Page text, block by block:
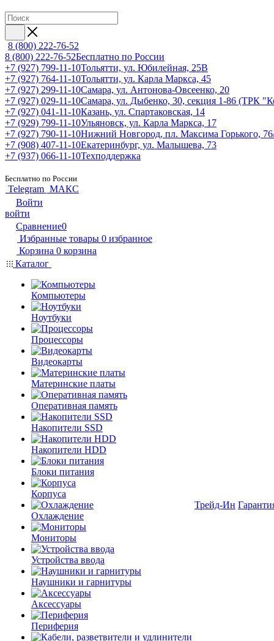
8 (800) 222-76-52
8 (800) 222-76-52Бесплатно по России
+7 (927) 799-11-10Тольятти, ул. Юбилейная, 25В
+7 (927) 764-11-10Тольятти, ул. Карла Маркса, 45
+7 (927) 299-11-10Самара, ул. Антонова-Овсеенко, 20
+7 (927) 029-11-10Самара, ул. Дыбенко, 30, секция 1-86 (ТРК
+7 (927) 041-11-10Казань, ул. Спартаковская, 14
+7 (929) 799-11-10Ульяновск, ул. Карла Маркса, 17
+7 (927) 790-11-10Нижний Новгород, пл. Максима Горького,
+7 (908) 407-11-10Екатеринбург, ул. Малышева, 73
+7 (937) 066-11-10Техподдержка
Бесплатно по России
Telegram МАКС
Войти
войти
Сравнение0
Избранные товары 0 избранное
Корзина 0 корзина
Каталог
Компьютеры
Ноутбуки
Процессоры
Видеокарты
Материнские платы
Оперативная память
Накопители SSD
Накопители HDD
Блоки питания
Корпуса
Охлаждение
Мониторы
Устройства ввода
Наушники и гарнитуры
Аксессуары
Периферия
Трейд-Ин